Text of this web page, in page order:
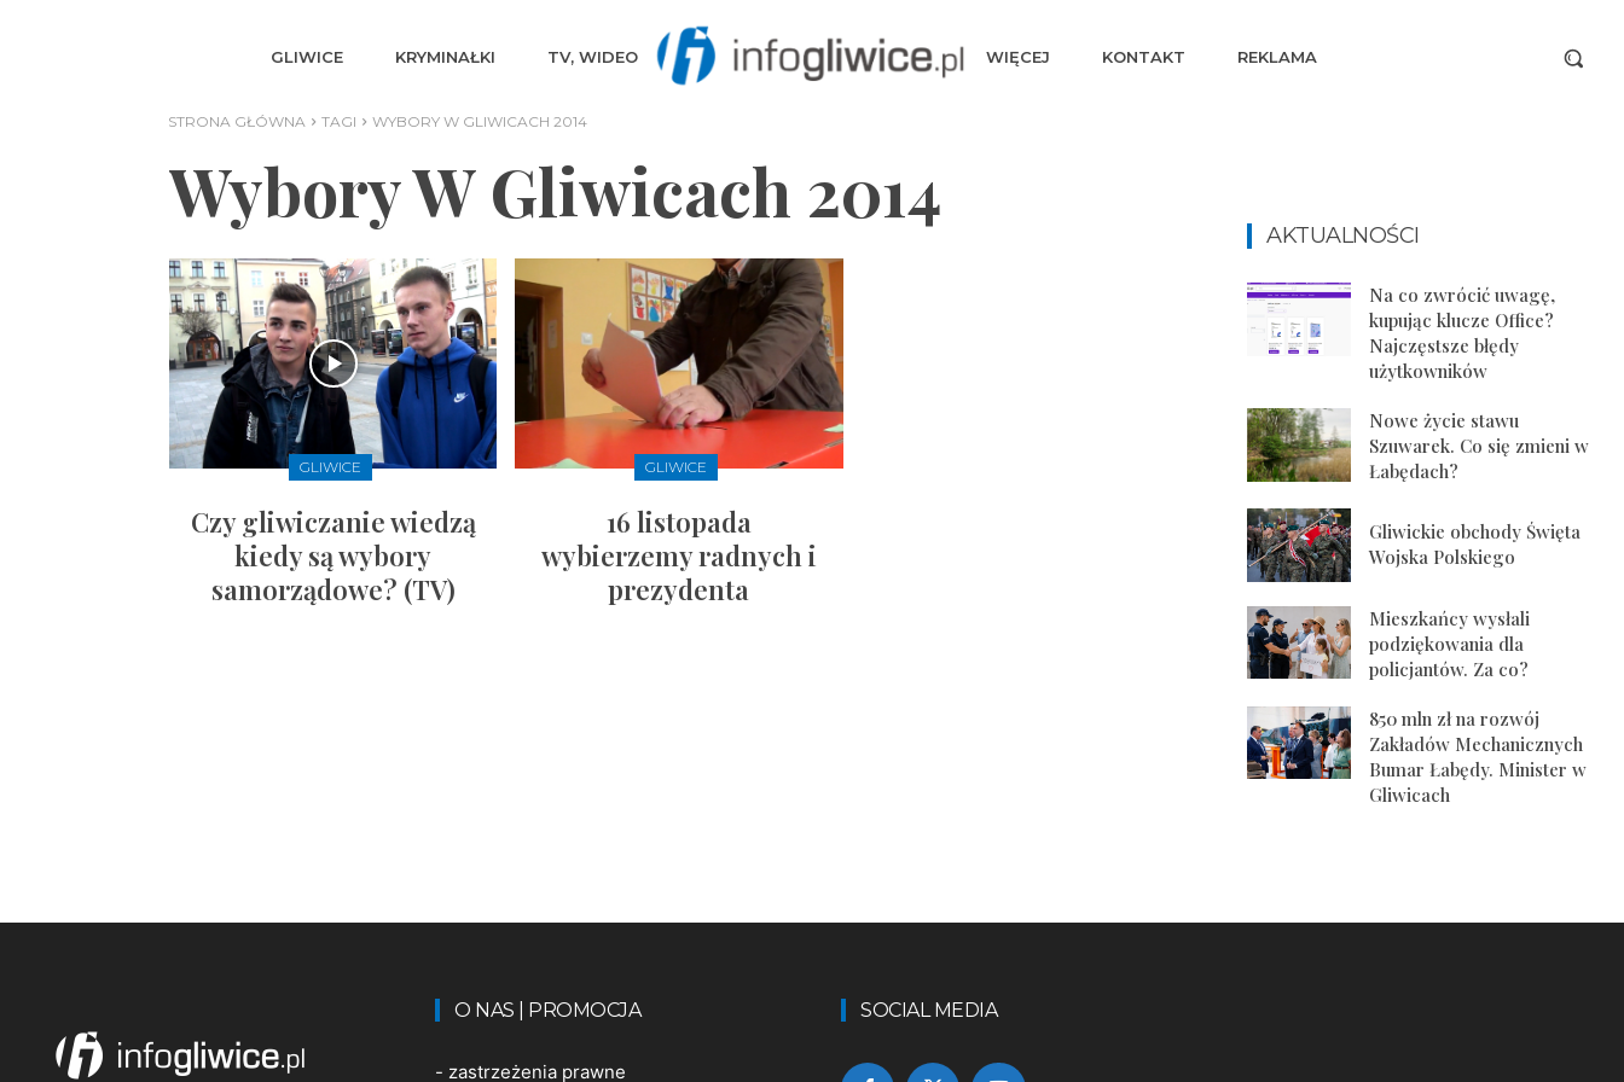
GLIWICE KRYMINAŁKI TV, WIDEO WIĘCEJ KONTAKT REKLAMA
STRONA GŁÓWNA TAGI WYBORY W GLIWICACH 2014
Wybory W Gliwicach 2014
GLIWICE
Czy gliwiczanie wiedzą
kiedy są wybory
samorządowe? (TV)
GLIWICE
16 listopada
wybierzemy radnych i
prezydenta
AKTUALNOŚCI
Na co zwrócić uwagę,
kupując klucze Office?
Najczęstsze błędy
użytkowników
Nowe życie stawu
Szuwarek. Co się zmieni w
Łabędach?
Gliwickie obchody Święta
Wojska Polskiego
Mieszkańcy wysłali
podziękowania dla
policjantów. Za co?
850 mln zł na rozwój
Zakładów Mechanicznych
Bumar Łabędy. Minister w
Gliwicach
O NAS | PROMOCJA
- zastrzeżenia prawne
SOCIAL MEDIA